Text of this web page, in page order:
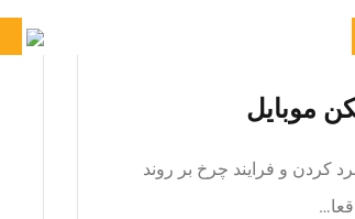
موبایل
کردن و فرایند چرخ بر روند